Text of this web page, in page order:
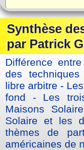
Synthèse
par Patrick
Différence
des
libre arbitre -
fond - Les
Maisons
Solaire et les
thèmes de
américaines de